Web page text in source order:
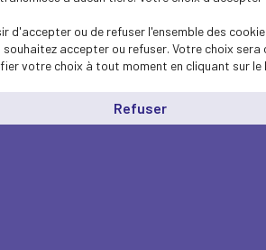
d'accepter ou de refuser l'ensemble des
accepter ou refuser. Votre choix
votre choix à tout moment en cliquant sur le
Refuser